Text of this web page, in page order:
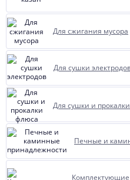
Для сжигания мусора
Для сушки
Для сушки и
Печные и
Комплектующие